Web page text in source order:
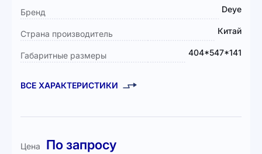
Бренд
Deye
Страна производитель Китай
Габаритные размеры 404*547*141
ВСЕ ХАРАКТЕРИСТИКИ
Цена По запросу